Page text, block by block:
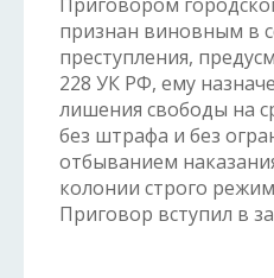
признан виновным в
преступления,
228 УК РФ, ему
лишения свободы на
без штрафа и без
отбыванием
колонии строго
Приговор вступил в